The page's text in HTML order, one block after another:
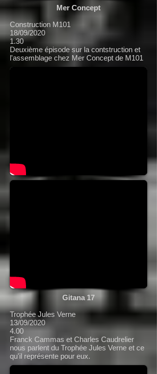
Mer Concept
Construction M101
18/09/2020
1.30
Deuxième épisode sur la contstruction et
l'assemblage chez Mer Concept de M101
Gitana 17
Trophée Jules Verne
13/09/2020
4.00
Franck Cammas et Charles Caudrelier
nous parlent du Trophée Jules Verne et ce
qu'il représente pour eux.